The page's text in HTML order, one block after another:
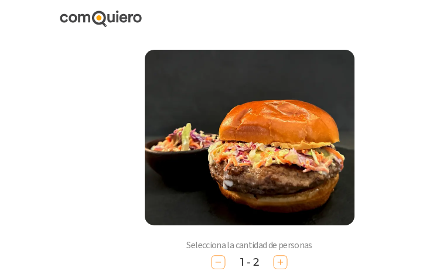
Selecciona la cantidad de personas
1 - 2